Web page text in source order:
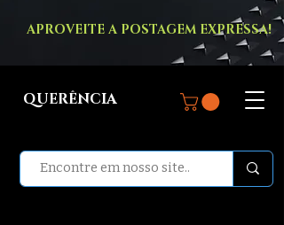
APROVEITE A POSTAGEM EXPRESSA!
QUERÊNCIA